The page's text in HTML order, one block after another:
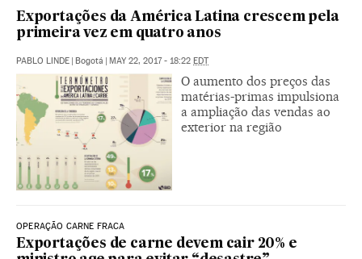
Exportações da América Latina crescem pela
primeira vez em quatro anos
PABLO LINDE | Bogotá | MAY 22, 2017 - 18:22 EDT
O aumento dos preços das
matérias-primas impulsiona
a ampliação das vendas ao
exterior na região
OPERAÇÃO CARNE FRACA
Exportações de carne devem cair 20% e